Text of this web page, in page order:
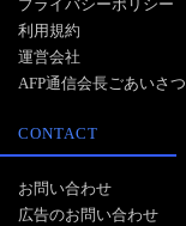
プライバシーポリシー
利用規約
運営会社
AFP通信会長ごあいさつ
CONTACT
お問い合わせ
広告のお問い合わせ